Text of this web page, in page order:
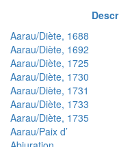
Aarau/Diète, 1688
Aarau/Diète, 1692
Aarau/Diète, 1725
Aarau/Diète, 1730
Aarau/Diète, 1731
Aarau/Diète, 1733
Aarau/Diète, 1735
Aarau/Paix d’